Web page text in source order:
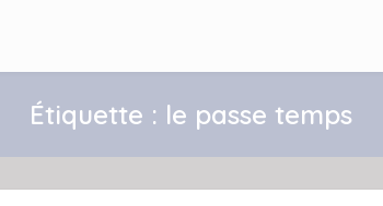
Étiquette : le passe temps